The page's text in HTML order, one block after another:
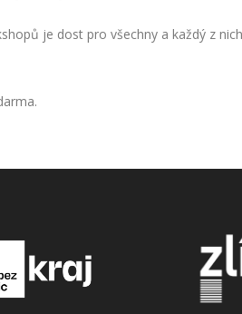
je dost pro všechny a každý z